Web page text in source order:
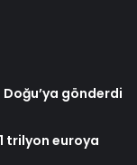
gönderdi
trilyon euroya